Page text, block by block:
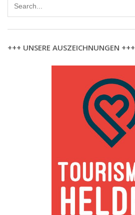
+++ UNSERE AUSZEICHNUNGEN +++